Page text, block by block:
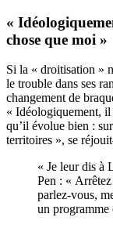
«
chose que moi »
Si la « droitisation »
le trouble dans ses
changement de
« Idéologiquement,
qu’il évolue bien :
territoires », se
« Je leur dis à
Pen : «
parlez-vous,
un programme